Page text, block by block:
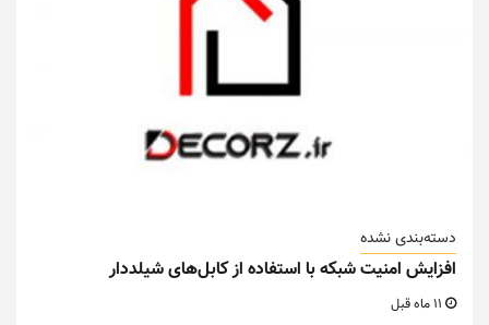
دسته‌بندی نشده
افزایش امنیت شبکه با استفاده از کابل‌های شیلددار